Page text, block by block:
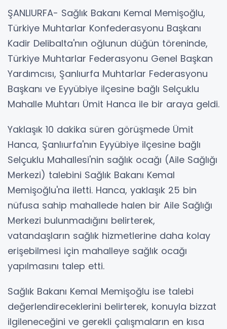
ŞANLIURFA- Sağlık Bakanı Kemal Memişoğlu,
Türkiye Muhtarlar Konfederasyonu Başkanı
Kadir Delibalta'nın oğlunun düğün töreninde,
Türkiye Muhtarlar Federasyonu Genel Başkan
Yardımcısı, Şanlıurfa Muhtarlar Federasyonu
Başkanı ve Eyyübiye ilçesine bağlı Selçuklu
Mahalle Muhtarı Ümit Hanca ile bir araya geldi.
Yaklaşık 10 dakika süren görüşmede Ümit
Hanca, Şanlıurfa'nın Eyyübiye ilçesine bağlı
Selçuklu Mahallesi'nin sağlık ocağı (Aile Sağlığı
Merkezi) talebini Sağlık Bakanı Kemal
Memişoğlu'na iletti. Hanca, yaklaşık 25 bin
nüfusa sahip mahallede halen bir Aile Sağlığı
Merkezi bulunmadığını belirterek,
vatandaşların sağlık hizmetlerine daha kolay
erişebilmesi için mahalleye sağlık ocağı
yapılmasını talep etti.
Sağlık Bakanı Kemal Memişoğlu ise talebi
değerlendireceklerini belirterek, konuyla bizzat
ilgileneceğini ve gerekli çalışmaların en kısa